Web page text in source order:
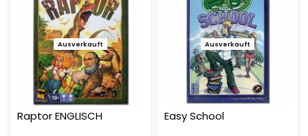
Ausverkauft
Raptor ENGLISCH
Ausverkauft
Easy School